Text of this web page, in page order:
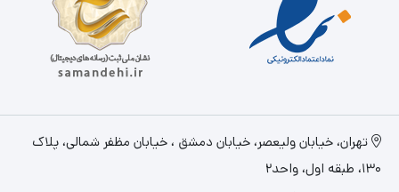
یک DL-DVI-D مجهز شده است و اتصال حداکثر 5 مانیتور را در
اختیار شما قرار می‌دهد. همچنن فناوری AMD Eyefinity برای
برخورداری از پردازش گرافیکی AMD
تهران، خيابان وليعصر، خیابان دمشق ، خیابان مظفر شمالی، پلاک
130، طبقه اول، واحد2